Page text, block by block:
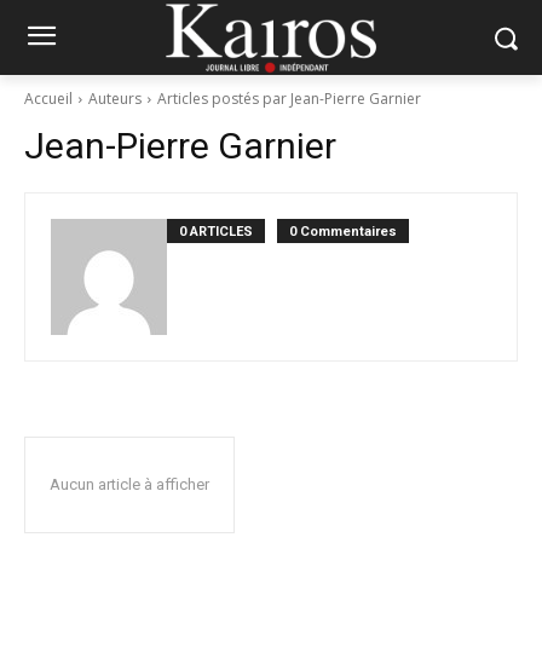
Accueil Auteurs Articles postés par Jean-Pierre Garnier
Jean-Pierre Garnier
0 ARTICLES 0 Commentaires
Aucun article à afficher